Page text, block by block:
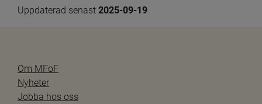
Uppdaterad senast 2025-09-19
Om MFoF
Nyheter
Jobba hos oss